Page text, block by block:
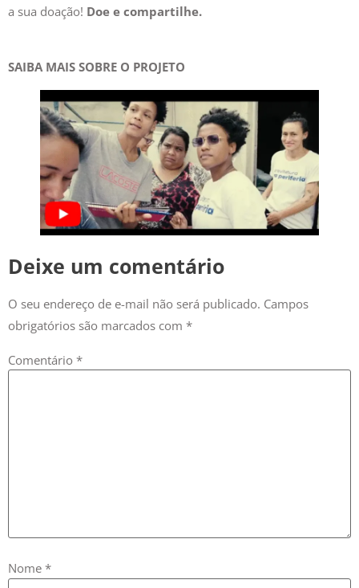
a sua doação! Doe e compartilhe.
SAIBA MAIS SOBRE O PROJETO
Deixe um comentário
O seu endereço de e-mail não será publicado. Campos
obrigatórios são marcados com *
Comentário *
Nome *
newsletter e fique por
dentro de todas as
novidades
Preencha com seus dados abaixo para se
fazer parte
Me inscrever